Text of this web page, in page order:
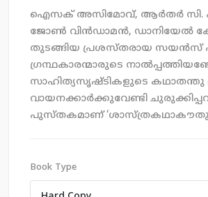
ഐസക് അസിമോവ്, ആര്‍തര്‍ സി.
ജോണ്‍ വിന്‍ഡാമന്‍, ഡാനിയേല്‍
തുടങ്ങിയ പ്രശസ്തരായ സയന്‍സ്
ഗ്രന്ഥകാരന്മാരുടെ
സാഹിത്യസൃഷ്ടികളുടെ കഥാതന്തു
വായനക്കാര്‍ക്കുവേണ്ടി
പുസ്തകമാണ്
Book Type